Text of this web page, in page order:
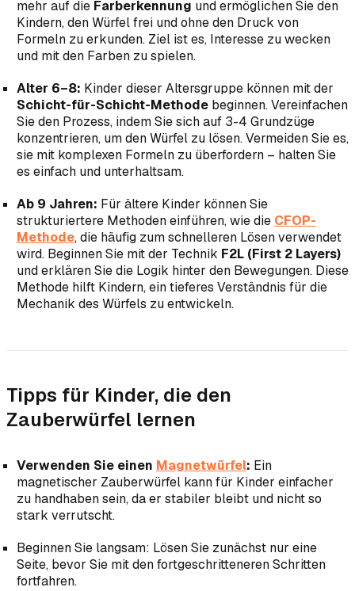
mehr auf die Farberkennung und ermöglichen Sie den
Kindern, den Würfel frei und ohne den Druck von
Formeln zu erkunden. Ziel ist es, Interesse zu wecken
und mit den Farben zu spielen.
Alter 6–8: Kinder dieser Altersgruppe können mit der
Schicht-für-Schicht-Methodebeginnen. Vereinfachen
Sie den Prozess, indem Sie sich auf 3-4 Grundzüge
konzentrieren, um den Würfel zu lösen. Vermeiden Sie es,
sie mit komplexen Formeln zu überfordern – halten Sie
es einfach und unterhaltsam.
Ab 9 Jahren: Für ältere Kinder können Sie
strukturiertere Methoden einführen, wie die CFOP-
Methode, die häufig zum schnelleren Lösen verwendet
wird. Beginnen Sie mit der Technik F2L (First 2 Layers)
und erklären Sie die Logik hinter den Bewegungen. Diese
Methode hilft Kindern, ein tieferes Verständnis für die
Mechanik des Würfels zu entwickeln.
Tipps für Kinder, die den
Zauberwürfel lernen
Verwenden Sie einen Magnetwürfel: Ein
magnetischer Zauberwürfel kann für Kinder einfacher
zu handhaben sein, da er stabiler bleibt und nicht so
stark verrutscht.
Beginnen Sie langsam: Lösen Sie zunächst nur eine
Seite, bevor Sie mit den fortgeschritteneren Schritten
fortfahren.